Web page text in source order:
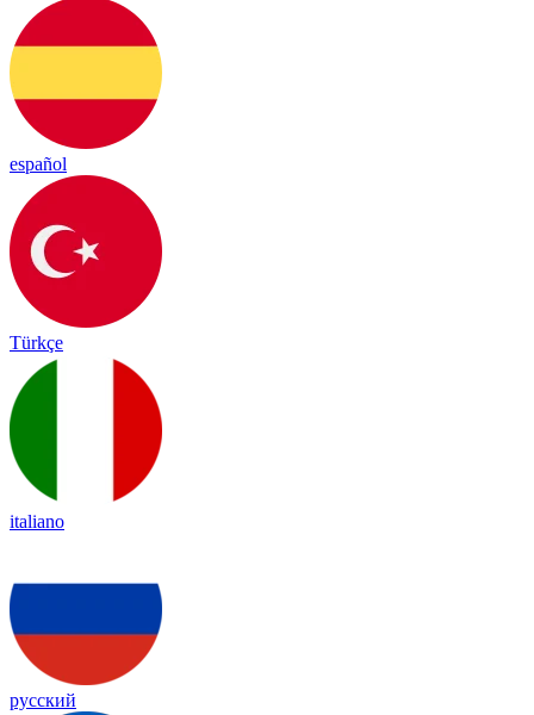
español
Türkçe
italiano
русский